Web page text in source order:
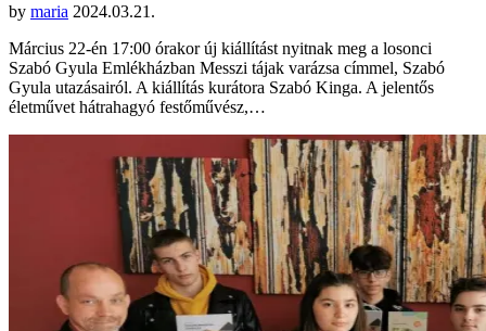
by maria 2024.03.21.
Március 22-én 17:00 órakor új kiállítást nyitnak meg a losonci
Szabó Gyula Emlékházban Messzi tájak varázsa címmel, Szabó
Gyula utazásairól. A kiállítás kurátora Szabó Kinga. A jelentős
életművet hátrahagyó festőművész,…